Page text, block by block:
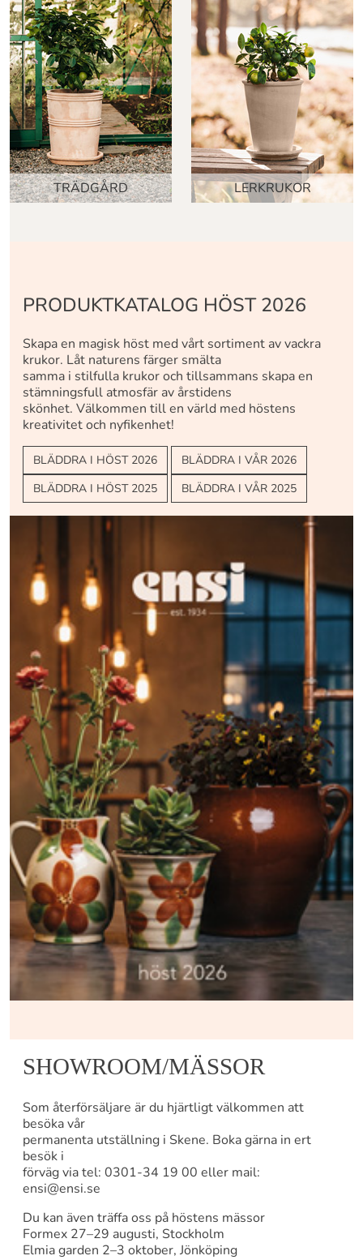
TRÄDGÅRD LERKRUKOR
PRODUKTKATALOG HÖST 2026
Skapa en magisk höst med vårt sortiment av vackra
krukor. Låt naturens färger smälta
samma i stilfulla krukor och tillsammans skapa en
stämningsfull atmosfär av årstidens
skönhet. Välkommen till en värld med höstens
kreativitet och nyfikenhet!
BLÄDDRA I HÖST 2026
BLÄDDRA I VÅR 2026
BLÄDDRA I HÖST 2025
BLÄDDRA I VÅR 2025
SHOWROOM/MÄSSOR
Som återförsäljare är du hjärtligt välkommen att
besöka vår
permanenta utställning i Skene. Boka gärna in ert
besök i
förväg via tel: 0301-34 19 00 eller mail:
ensi@ensi.se
Du kan även träffa oss på höstens mässor
Formex 27–29 augusti, Stockholm
Elmia garden 2–3 oktober, Jönköping